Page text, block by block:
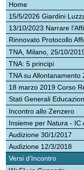
15/5/2026 Giardini Luzzati
13/10/2023 Narrare l'Affido
Rinnovato Protocollo Affido
TNA, Milano, 25/10/2019
TNA: 5 principi
TNA su Allontanamento Zero
18 marzo 2019 Corso Regione
Stati Generali Educazione
Incontro allo Zenzero
Insieme per Natura - IC Albaro
Audizione 30/1/2017
Audizione 12/3/2018
Versi d'Incontro
WeFly in Concerto
Protocollo con Istituzioni
Matitone 2/5/2013